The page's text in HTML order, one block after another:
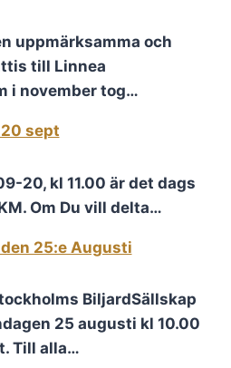
uppmärksamma och
till Linnea
i november tog…
sept
20, kl 11.00 är det dags
Om Du vill delta…
25:e Augusti
BiljardSällskap
25 augusti kl 10.00
Till alla…